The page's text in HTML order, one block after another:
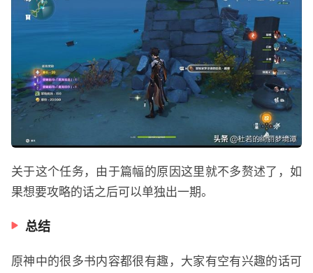
关于这个任务，由于篇幅的原因这里就不多赘述了，如
果想要攻略的话之后可以单独出一期。
总结
原神中的很多书内容都很有趣，大家有空有兴趣的话可